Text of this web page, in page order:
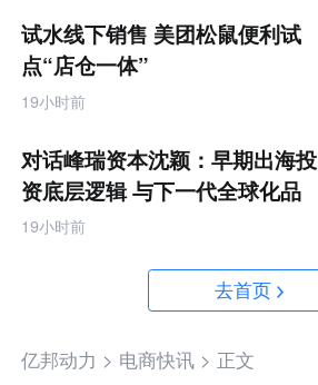
试水线下销售 美团松鼠便利试
点“店仓一体”
19小时前
对话峰瑞资本沈颖：早期出海投
资底层逻辑 与下一代全球化品
牌画像
19小时前
去首页
亿邦动力 > 电商快讯 > 正文